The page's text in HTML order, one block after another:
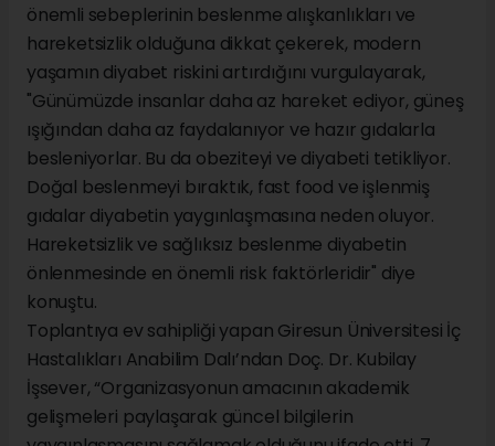
önemli sebeplerinin beslenme alışkanlıkları ve
hareketsizlik olduğuna dikkat çekerek, modern
yaşamın diyabet riskini artırdığını vurgulayarak,
"Günümüzde insanlar daha az hareket ediyor, güneş
ışığından daha az faydalanıyor ve hazır gıdalarla
besleniyorlar. Bu da obeziteyi ve diyabeti tetikliyor.
Doğal beslenmeyi bıraktık, fast food ve işlenmiş
gıdalar diyabetin yaygınlaşmasına neden oluyor.
Hareketsizlik ve sağlıksız beslenme diyabetin
önlenmesinde en önemli risk faktörleridir" diye
konuştu.
Toplantıya ev sahipliği yapan Giresun Üniversitesi İç
Hastalıkları Anabilim Dalı’ndan Doç. Dr. Kubilay
İşsever, “Organizasyonun amacının akademik
gelişmeleri paylaşarak güncel bilgilerin